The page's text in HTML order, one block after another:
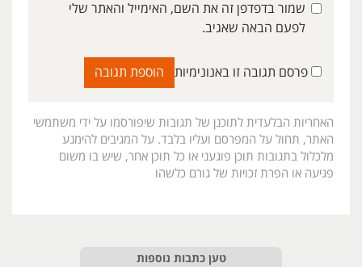
שמור בדפדפן זה את השם, האימייל והאתר שלי
לפעם הבאה שאגיב.
פרסם תגובה זו באנונימיות
האחריות הבלעדית לתוכנן של תגובות שיפורסמו על ידי משתמשי
האתר, תחול על המפרסם ועליו בלבד. על המגיבים להימנע
מלכלול בתגובות תוכן פוגעני או כל תוכן אחר, שיש בו משום
פגיעה או הפרת זכויות של גורם כלשהו
טען כתבות נוספות